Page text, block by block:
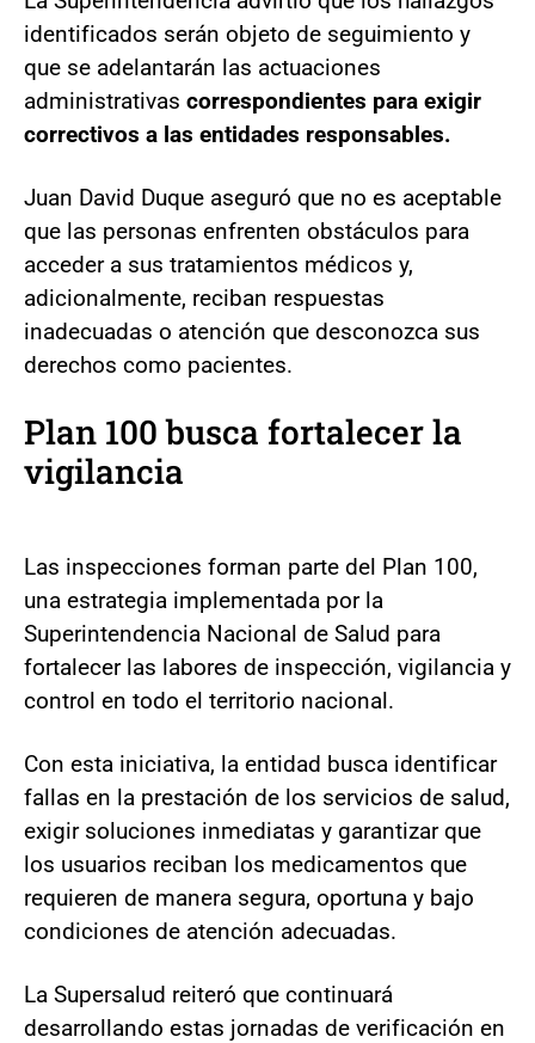
identificados serán objeto de seguimiento y
que se adelantarán las actuaciones
administrativas correspondientes para exigir
correctivos a las entidades responsables.
Juan David Duque aseguró que no es aceptable
que las personas enfrenten obstáculos para
acceder a sus tratamientos médicos y,
adicionalmente, reciban respuestas
inadecuadas o atención que desconozca sus
derechos como pacientes.
Plan 100 busca fortalecer la
vigilancia
Las inspecciones forman parte del Plan 100,
una estrategia implementada por la
Superintendencia Nacional de Salud para
fortalecer las labores de inspección, vigilancia y
control en todo el territorio nacional.
Con esta iniciativa, la entidad busca identificar
fallas en la prestación de los servicios de salud,
exigir soluciones inmediatas y garantizar que
los usuarios reciban los medicamentos que
requieren de manera segura, oportuna y bajo
condiciones de atención adecuadas.
La Supersalud reiteró que continuará
desarrollando estas jornadas de verificación en